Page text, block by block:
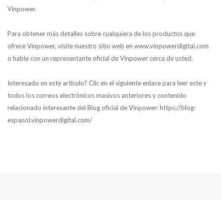
Vinpower.
Para obtener más detalles sobre cualquiera de los productos que
ofrece Vinpower, visite nuestro sitio web en www.vinpowerdigital.com
o hable con un representante oficial de Vinpower cerca de usted.
Interesado en este articulo? Clic en el siguiente enlace para leer este y
todos los correos electrónicos masivos anteriores y contenido
relacionado interesante del Blog oficial de Vinpower: https://blog-
espanol.vinpowerdigital.com/